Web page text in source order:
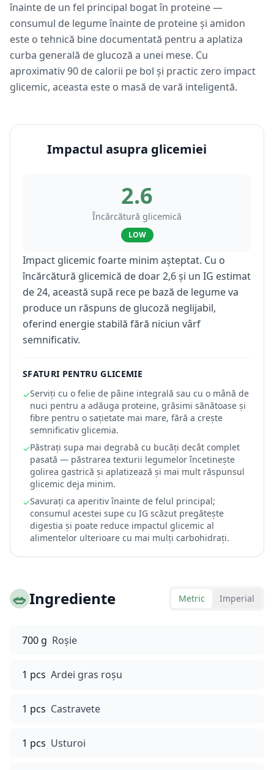
înainte de un fel principal bogat în proteine —
consumul de legume înainte de proteine și amidon
este o tehnică bine documentată pentru a aplatiza
curba generală de glucoză a unei mese. Cu
aproximativ 90 de calorii pe bol și practic zero impact
glicemic, aceasta este o masă de vară inteligentă.
Impactul asupra glicemiei
2.6
Încărcătură glicemică
LOW
Impact glicemic foarte minim așteptat. Cu o
încărcătură glicemică de doar 2,6 și un IG estimat
de 24, această supă rece pe bază de legume va
produce un răspuns de glucoză neglijabil,
oferind energie stabilă fără niciun vârf
semnificativ.
SFATURI PENTRU GLICEMIE
✓Serviți cu o felie de pâine integrală sau cu o mână de
nuci pentru a adăuga proteine, grăsimi sănătoase și
fibre pentru o sațietate mai mare, fără a crește
semnificativ glicemia.
✓Păstrați supa mai degrabă cu bucăți decât complet
pasată — păstrarea texturii legumelor încetinește
golirea gastrică și aplatizează și mai mult răspunsul
glicemic deja minim.
✓Savurați ca aperitiv înainte de felul principal;
consumul acestei supe cu IG scăzut pregătește
digestia și poate reduce impactul glicemic al
alimentelor ulterioare cu mai mulți carbohidrați.
🥗Ingrediente Metric Imperial
700 g Roșie
1 pcs Ardei gras roșu
1 pcs Castravete
1 pcs Usturoi